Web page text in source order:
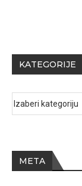
KATEGORIJE
META